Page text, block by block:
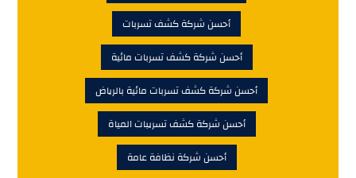
أحسن شركة كشف تسربات
أحسن شركة كشف تسربات مائية
أحسن شركة كشف تسربات مائية بالرياض
أحسن شركة كشف تسريبات المياة
أحسن شركة نظافة عامة